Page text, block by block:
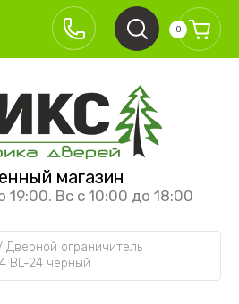
магазин
19:00. Вс с 10:00 до 18:00
0
Дверной ограничитель
BL-24 черный